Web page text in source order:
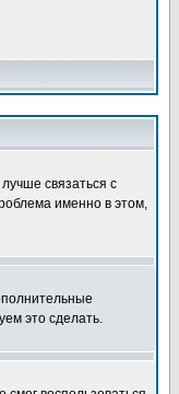
связаться с
именно в этом,
это сделать.